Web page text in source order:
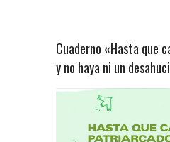
Cuaderno «Hasta que
y no haya ni un